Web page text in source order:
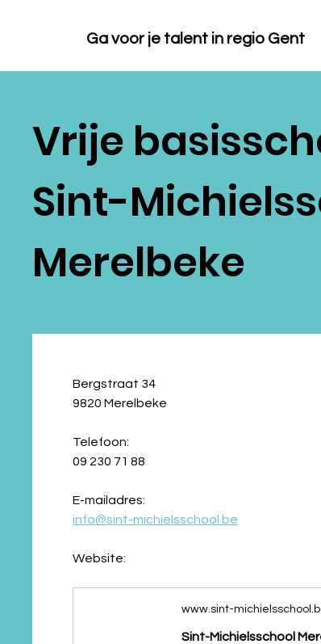
Ga voor je talent in regio Gent
Vrije
Sint-
Merelbeke
Bergstraat 34
9820 Merelbeke
Telefoon:
09 230 71 88
E-mailadres:
info@sint-michielsschool.be
Website:
www.sint-
Sint-Michielsschool